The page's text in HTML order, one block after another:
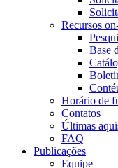
Recursos
Base
Horário de
Contatos
Últimas
FAQ
Publicações
Equipe